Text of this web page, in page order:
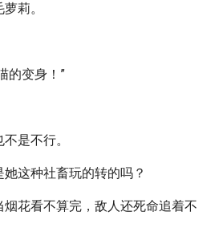
莉。
的变身！”
是不行。
这种社畜玩的转的吗？
烟花看不算完，敌人还死命追着不